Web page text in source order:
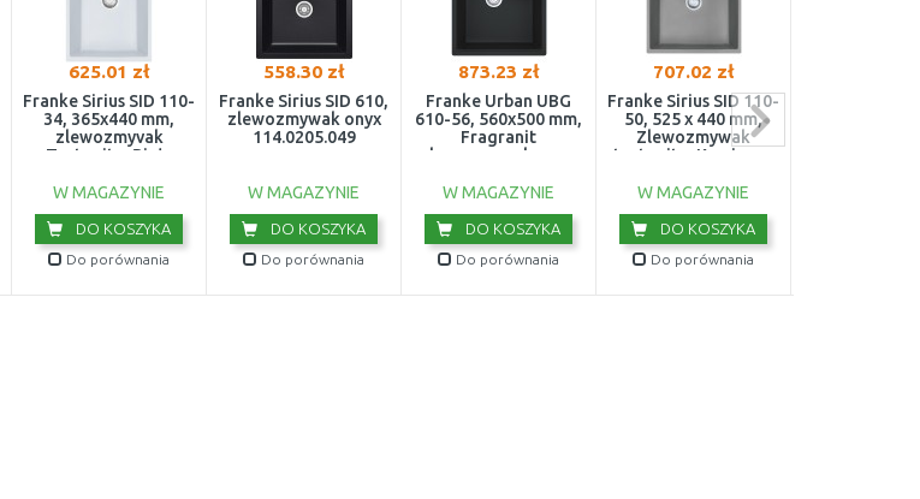
625.01 zł
Franke Sirius SID 110-
34, 365x440 mm,
zlewozmyvak
Tectonite, Biały
W MAGAZYNIE
DO KOSZYKA
Do porównania
558.30 zł
Franke Sirius SID 610,
zlewozmywak onyx
114.0205.049
W MAGAZYNIE
DO KOSZYKA
Do porównania
873.23 zł
Franke Urban UBG
610-56, 560x500 mm,
Fragranit
zlewozmywak, onyx
W MAGAZYNIE
DO KOSZYKA
Do porównania
707.02 zł
Franke Sirius SID 110-
50, 525 x 440 mm,
Zlewozmywak
tectonite, Kamienny
W MAGAZYNIE
DO KOSZYKA
Do porównania